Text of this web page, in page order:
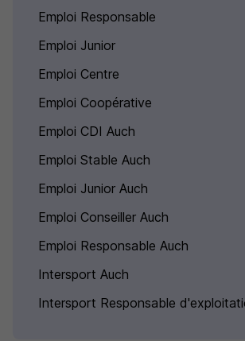
Emploi Responsable
Emploi Junior
Emploi Centre
Emploi Coopérative
Emploi CDI Auch
Emploi Stable Auch
Emploi Junior Auch
Emploi Conseiller Auch
Emploi Responsable Auch
Intersport Auch
Intersport Responsable